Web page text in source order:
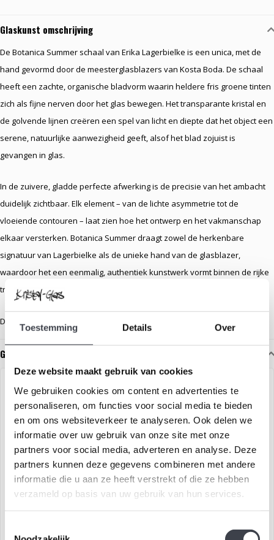
Toestemming Details Over
Deze website maakt gebruik van cookies
We gebruiken cookies om content en advertenties te
personaliseren, om functies voor social media te bieden
en om ons websiteverkeer te analyseren. Ook delen we
informatie over uw gebruik van onze site met onze
partners voor social media, adverteren en analyse. Deze
partners kunnen deze gegevens combineren met andere
informatie die u aan ze heeft verstrekt of die ze hebben
verzameld op basis van uw gebruik van hun services.
Glaskunst omschrijving
De Botanica Summer schaal van Erika Lagerbielke is een unica, met de
hand gevormd door de meesterglasblazers van Kosta Boda. De schaal
heeft een zachte, organische bladvorm waarin heldere fris groene tinten
zich als fijne nerven door het glas bewegen. Het transparante kristal en
de golvende lijnen creëren een spel van licht en diepte dat het object een
serene, natuurlijke aanwezigheid geeft, alsof het blad zojuist is
gevangen in glas.
In de zuivere, gladde perfecte afwerking is de precisie van het ambacht
duidelijk zichtbaar. Elk element – van de lichte asymmetrie tot de
vloeiende contouren – laat zien hoe het ontwerp en het vakmanschap
elkaar versterken. Botanica Summer draagt zowel de herkenbare
signatuur van Lagerbielke als de unieke hand van de glasblazer,
waardoor het een eenmalig, authentiek kunstwerk vormt binnen de rijke
traditie van Kosta Boda.
De unica heeft een diameter van 40 cm en een lengte van bijna 50 cm.
Gerelateerde glaskunst
Prachtige unica van Erika Unica Bertil Vallien – Song of